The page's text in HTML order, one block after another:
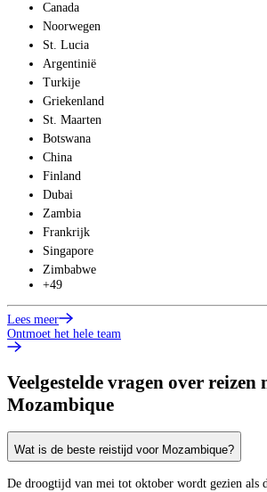
Canada
Noorwegen
St. Lucia
Argentinië
Turkije
Griekenland
St. Maarten
Botswana
China
Finland
Dubai
Zambia
Frankrijk
Singapore
Zimbabwe
+49
Lees meer
Ontmoet het hele team
Veelgestelde vragen over reizen
Mozambique
Wat is de beste reistijd voor Mozambique?
De droogtijd van mei tot oktober wordt gezien als